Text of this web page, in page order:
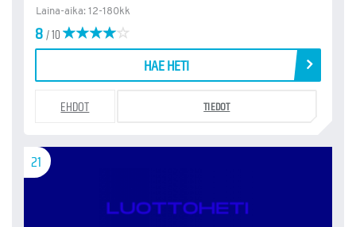
Laina-aika: 12-180kk
8/ 10
HAE HETI
EHDOT TIEDOT
21